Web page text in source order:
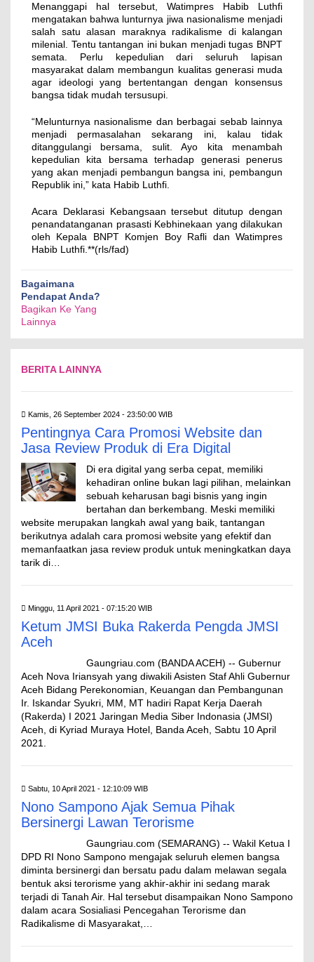
Menanggapi hal tersebut, Watimpres Habib Luthfi
mengatakan bahwa lunturnya jiwa nasionalisme menjadi
salah satu alasan maraknya radikalisme di kalangan
milenial. Tentu tantangan ini bukan menjadi tugas BNPT
semata. Perlu kepedulian dari seluruh lapisan
masyarakat dalam membangun kualitas generasi muda
agar ideologi yang bertentangan dengan konsensus
bangsa tidak mudah tersusupi.
“Melunturnya nasionalisme dan berbagai sebab lainnya
menjadi permasalahan sekarang ini, kalau tidak
ditanggulangi bersama, sulit. Ayo kita menambah
kepedulian kita bersama terhadap generasi penerus
yang akan menjadi pembangun bangsa ini, pembangun
Republik ini,” kata Habib Luthfi.
Acara Deklarasi Kebangsaan tersebut ditutup dengan
penandatanganan prasasti Kebhinekaan yang dilakukan
oleh Kepala BNPT Komjen Boy Rafli dan Watimpres
Habib Luthfi.**(rls/fad)
Bagaimana
Pendapat Anda?
Bagikan Ke Yang
Lainnya
BERITA LAINNYA
Kamis, 26 September 2024 - 23:50:00 WIB
Pentingnya Cara Promosi Website dan
Jasa Review Produk di Era Digital
Di era digital yang serba cepat, memiliki
kehadiran online bukan lagi pilihan, melainkan
sebuah keharusan bagi bisnis yang ingin
bertahan dan berkembang. Meski memiliki
website merupakan langkah awal yang baik, tantangan
berikutnya adalah cara promosi website yang efektif dan
memanfaatkan jasa review produk untuk meningkatkan daya
tarik di…
Minggu, 11 April 2021 - 07:15:20 WIB
Ketum JMSI Buka Rakerda Pengda JMSI
Aceh
Gaungriau.com (BANDA ACEH) -- Gubernur
Aceh Nova Iriansyah yang diwakili Asisten Staf Ahli Gubernur
Aceh Bidang Perekonomian, Keuangan dan Pembangunan
Ir. Iskandar Syukri, MM, MT hadiri Rapat Kerja Daerah
(Rakerda) I 2021 Jaringan Media Siber Indonasia (JMSI)
Aceh, di Kyriad Muraya Hotel, Banda Aceh, Sabtu 10 April
2021.
Sabtu, 10 April 2021 - 12:10:09 WIB
Nono Sampono Ajak Semua Pihak
Bersinergi Lawan Terorisme
Gaungriau.com (SEMARANG) -- Wakil Ketua I
DPD RI Nono Sampono mengajak seluruh elemen bangsa
diminta bersinergi dan bersatu padu dalam melawan segala
bentuk aksi terorisme yang akhir-akhir ini sedang marak
terjadi di Tanah Air. Hal tersebut disampaikan Nono Sampono
dalam acara Sosialiasi Pencegahan Terorisme dan
Radikalisme di Masyarakat,…